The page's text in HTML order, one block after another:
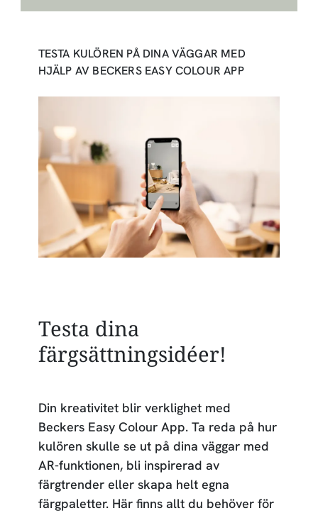
TESTA KULÖREN PÅ DINA VÄGGAR MED
HJÄLP AV BECKERS EASY COLOUR APP
Testa dina
färgsättningsidéer!
Din kreativitet blir verklighet med
Beckers Easy Colour App. Ta reda på hur
kulören skulle se ut på dina väggar med
AR-funktionen, bli inspirerad av
färgtrender eller skapa helt egna
färgpaletter. Här finns allt du behöver för